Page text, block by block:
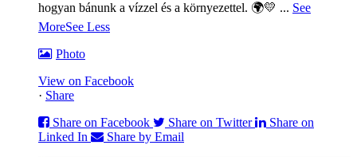
hogyan bánunk a vízzel és a környezettel. 🌍💛 ... See
MoreSee Less
Photo
View on Facebook
· Share
Share on Facebook
Share on Twitter
Share on
Linked In
Share by Email